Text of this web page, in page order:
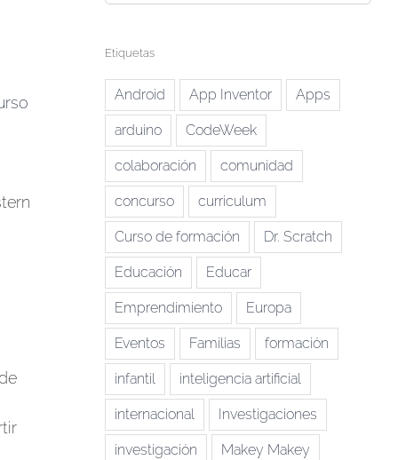
Etiquetas
Android App Inventor Apps
arduino CodeWeek
colaboración comunidad
concurso curriculum
Curso de formación Dr. Scratch
Educación Educar
Emprendimiento Europa
Eventos Familias formación
infantil inteligencia artificial
internacional Investigaciones
investigación Makey Makey